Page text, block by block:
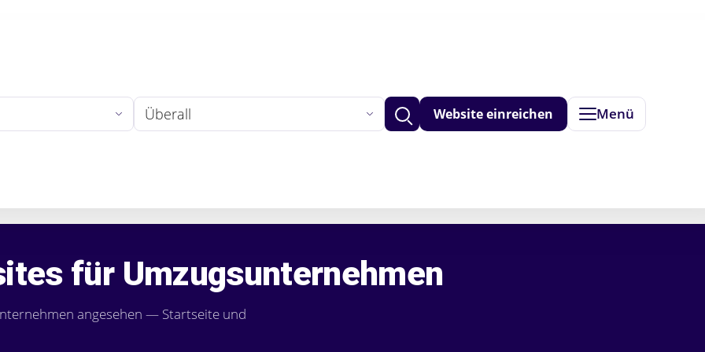
Stadt oder Region
Betriebe anzeigen
Website einreichen Menü
für Umzugsunternehmen
angesehen — Startseite und